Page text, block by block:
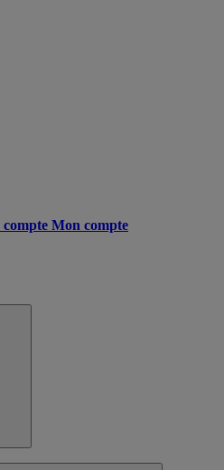
Mon compte